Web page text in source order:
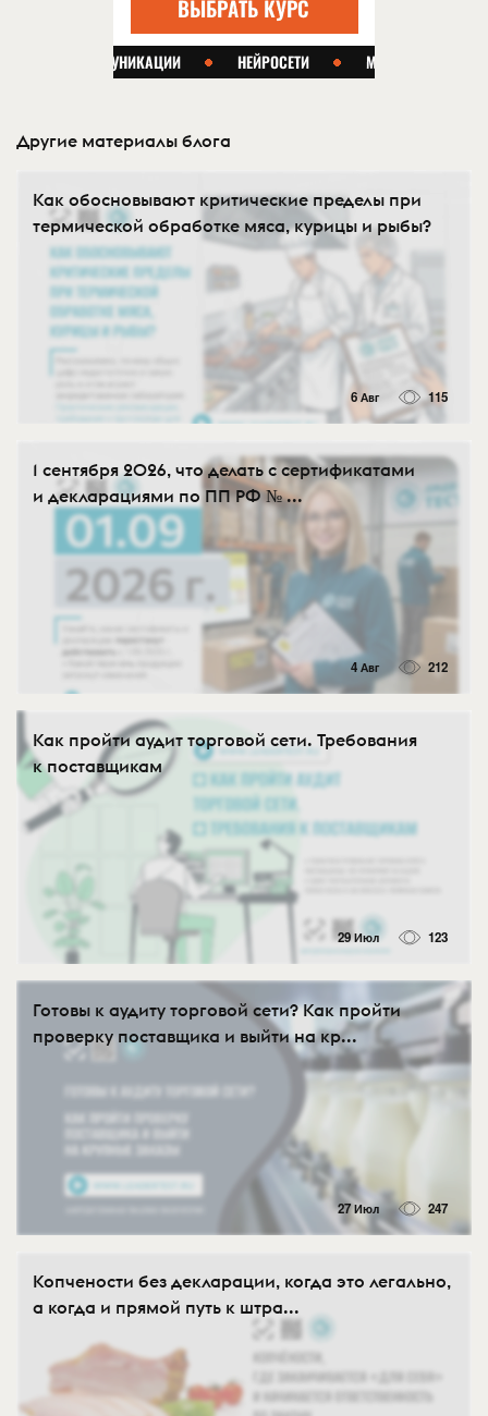
Другие материалы блога
Как обосновывают критические пределы при
термической обработке мяса, курицы и рыбы?
6 Авг 115
1 сентября 2026, что делать с сертификатами
и декларациями по ПП РФ № ...
4 Авг 212
Как пройти аудит торговой сети. Требования
к поставщикам
29 Июл 123
Готовы к аудиту торговой сети? Как пройти
проверку поставщика и выйти на кр...
27 Июл 247
Копчености без декларации, когда это легально,
а когда и прямой путь к штра...